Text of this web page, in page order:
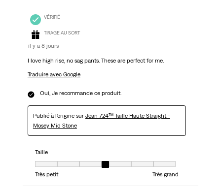
VÉRIFIÉ
TIRAGE AU SORT
il y a 8 jours
I love high rise, no sag pants. These are perfect for me.
Traduire avec Google
Oui, Je recommande ce produit.
Publié à l'origine sur Jean 724™ Taille Haute Straight -
Mosey Mid Stone
Taille
Taille, 4 sur 7, où 1 est égal à Très petit et 7 est égal à Très grand
Très petit
Très grand